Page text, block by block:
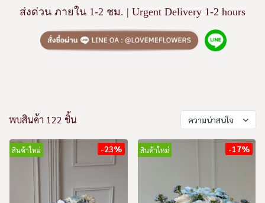
ส่งด่วน ภายใน 1-2 ชม. | Urgent Delivery 1-2 hours
พบสินค้า 122 ชิ้น ความน่าสนใจ
สินค้าใหม่ -23% สินค้าใหม่ -17%